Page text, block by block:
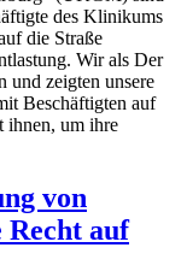
des Klinikums
die Straße
Wir als Der
und zeigten unsere
Beschäftigten auf
ihnen, um ihre
von
auf